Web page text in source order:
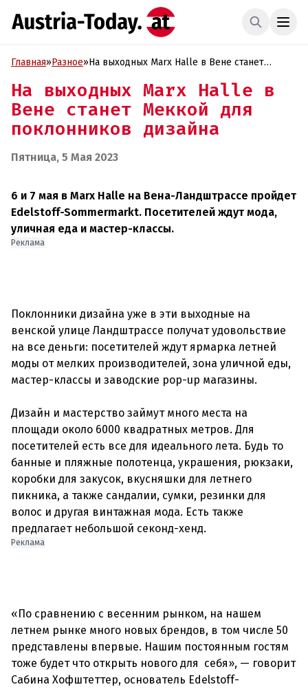
Главная»Разное»На выходных Marx Halle в Вене станет
На выходных Marx Halle в
Вене станет Меккой для
поклонников дизайна
Пятница, 5 Мая 2023
6 и 7 мая в Marx Halle на Вена-Ландштрассе пройдет
Edelstoff-Sommermarkt. Посетителей ждут мода,
уличная еда и мастер-классы.
Реклама
Поклонники дизайна уже в эти выходные на
венской улице Ландштрассе получат удовольствие
на все деньги: посетителей ждут ярмарка летней
моды от мелких производителей, зона уличной еды,
мастер-классы и заводские pop-up магазины.
Дизайн и мастерство займут много места на
площади около 6000 квадратных метров. Для
посетителей есть все для идеального лета. Будь то
банные и пляжные полотенца, украшения, рюкзаки,
коробки для закусок, вкусняшки для летнего
пикника, а также сандалии, сумки, резинки для
волос и другая винтажная мода. Есть также
Реклама
«По сравнению с весенним рынком, на нашем
летнем рынке много новых брендов, в том числе 50
представлены впервые. Нашим постоянным гостям
тоже будет что открыть нового для себя», — говорит
Сабина Хофштеттер, основатель Edelstoff-